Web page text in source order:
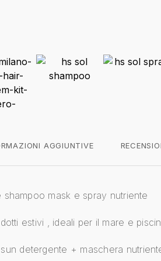
AGGIUNTIVE
mask e spray nutriente
estivi , ideali per il mare e
detergente + maschera